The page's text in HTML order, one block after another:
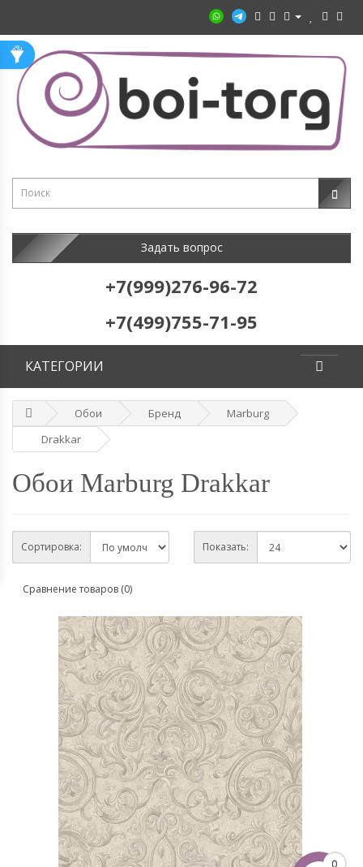
0
Задать вопрос
+7(999)276-96-72
+7(499)755-71-95
КАТЕГОРИИ
Обои Бренд
Marburg
Drakkar
Обои Marburg Drakkar
Сортировка: Показать:
Сравнение товаров (0)